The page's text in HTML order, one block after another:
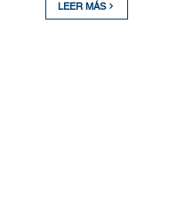
LEER MÁS